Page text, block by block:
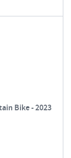
Bike - 2023